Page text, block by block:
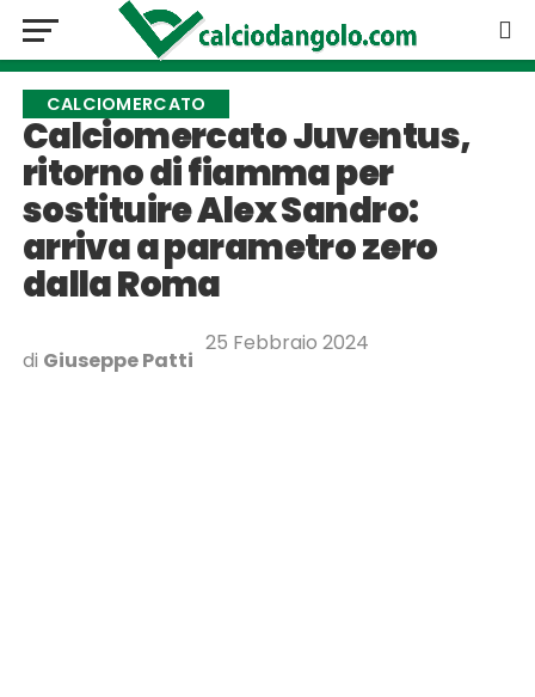
CALCIOMERCATO
Calciomercato Juventus,
ritorno di fiamma per
sostituire Alex Sandro:
arriva a parametro zero
dalla Roma
di Giuseppe Patti
25 Febbraio 2024